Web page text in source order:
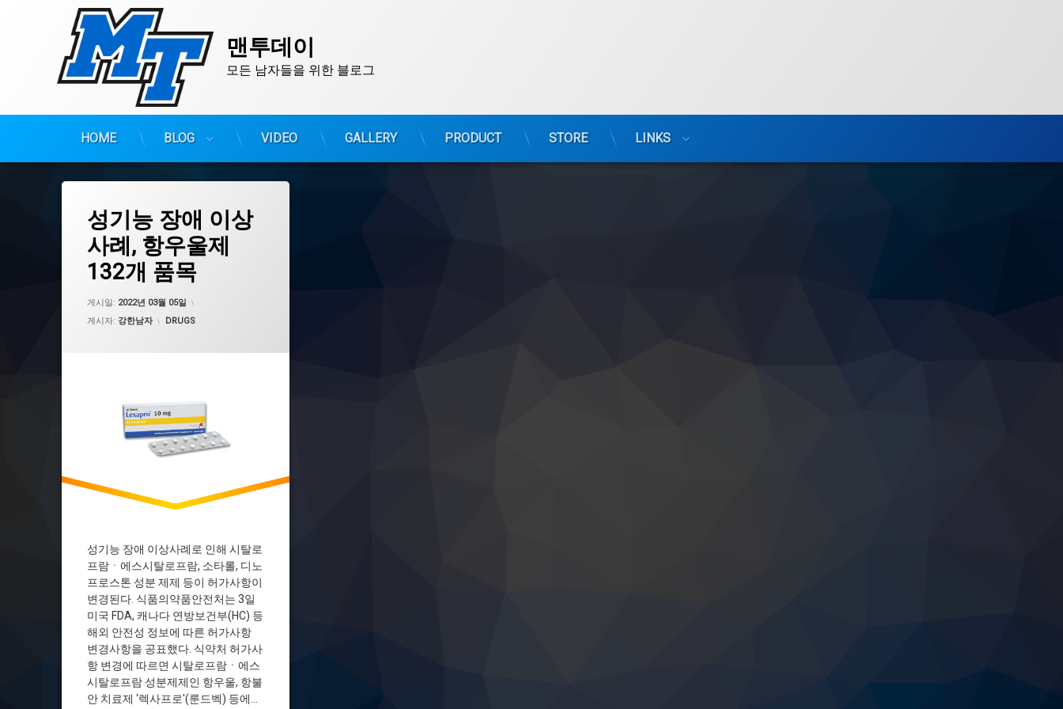
맨투데이
모든 남자들을 위한 블로그
HOME BLOG VIDEO GALLERY PRODUCT STORE LINKS
성기능 장애 이상
사례, 항우울제
132개 품목
게시일: 2022년 03월 05일
게시자: 강한남자 카테고리:
DRUGS
성기능 장애 이상사례로 인해 시탈로
프람ㆍ에스시탈로프람, 소타롤, 디노
프로스톤 성분 제제 등이 허가사항이
변경된다. 식품의약품안전처는 3일
미국 FDA, 캐나다 연방보건부(HC) 등
해외 안전성 정보에 따른 허가사항
변경사항을 공표했다. 식약처 허가사
항 변경에 따르면 시탈로프람ㆍ에스
시탈로프람 성분제제인 항우울, 항불
안 치료제 ‘렉사프로'(룬드벡) 등에서
렉사프로
발기부전
성기능 장애